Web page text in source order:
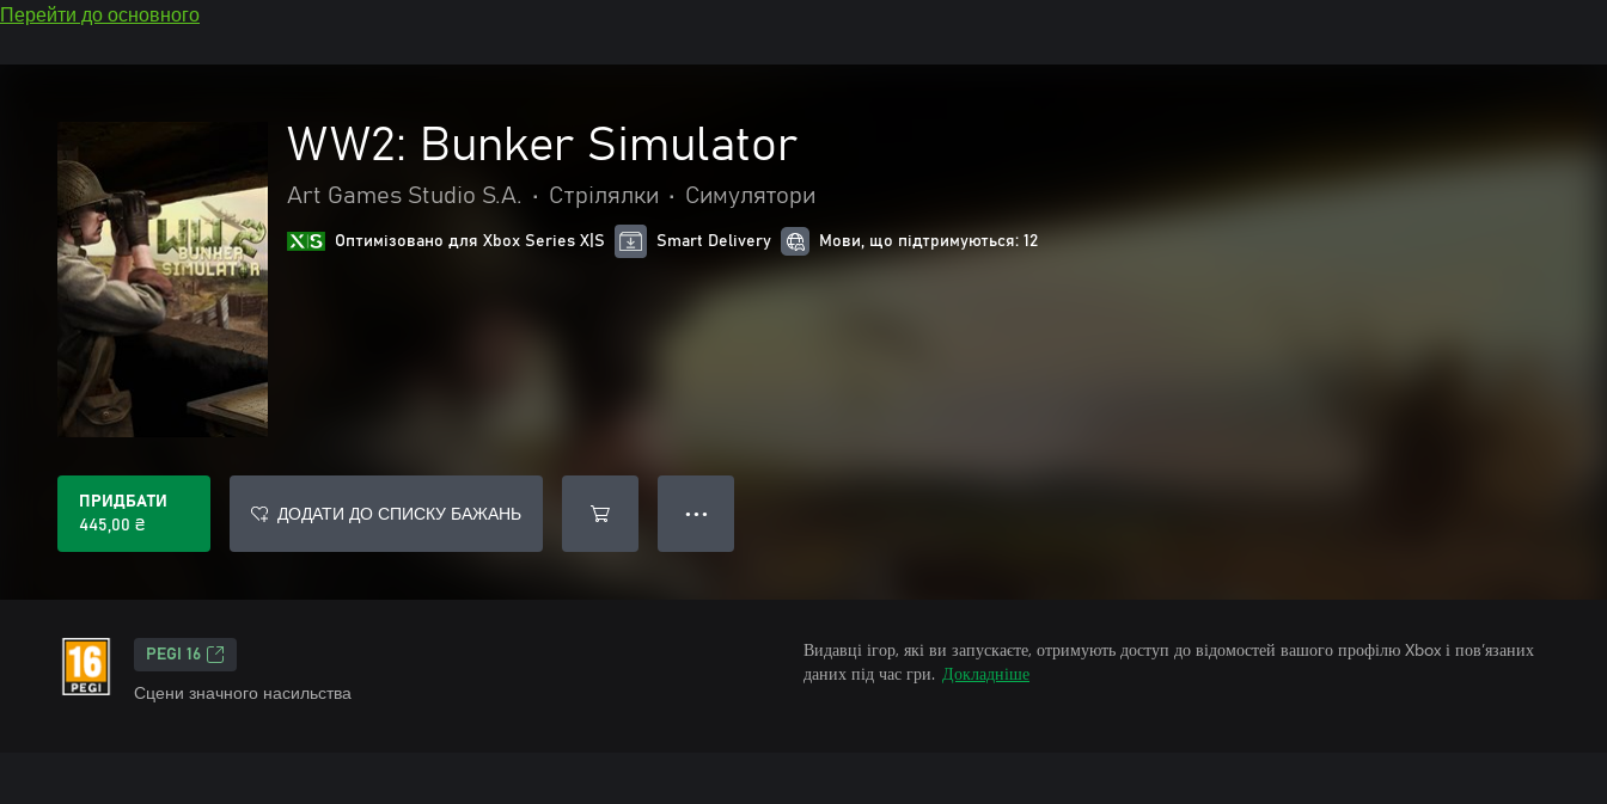
Перейти до основного
WW2: Bunker Simulator
Art Games Studio S.A. • Стрілялки • Симулятори
Оптимізовано для Xbox Series X|S Smart Delivery Мови, що підтримуються: 12
ПРИДБАТИ
445,00 ₴
ДОДАТИ ДО СПИСКУ БАЖАНЬ ● ● ●
PEGI 16
Сцени значного насильства
Видавці ігор, які ви запускаєте, отримують доступ до відомостей вашого профілю Xbox і пов’язаних
даних під час гри. Докладніше